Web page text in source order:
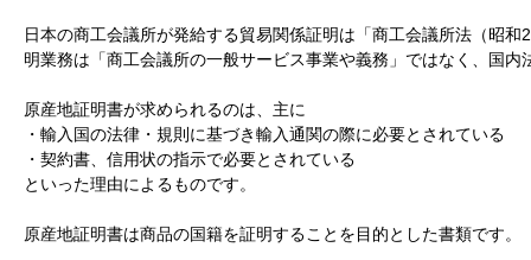
日本の商工会議所が発給する貿易関係証明は「商工会議所法（昭
明業務は「商工会議所の一般サービス事業や義務」ではなく、国
原産地証明書が求められるのは、主に
・輸入国の法律・規則に基づき輸入通関の際に必要とされている
・契約書、信用状の指示で必要とされている
といった理由によるものです。
原産地証明書は商品の国籍を証明することを目的とした書類です。